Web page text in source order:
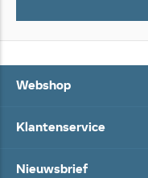
Webshop
Klantenservice
Nieuwsbrief